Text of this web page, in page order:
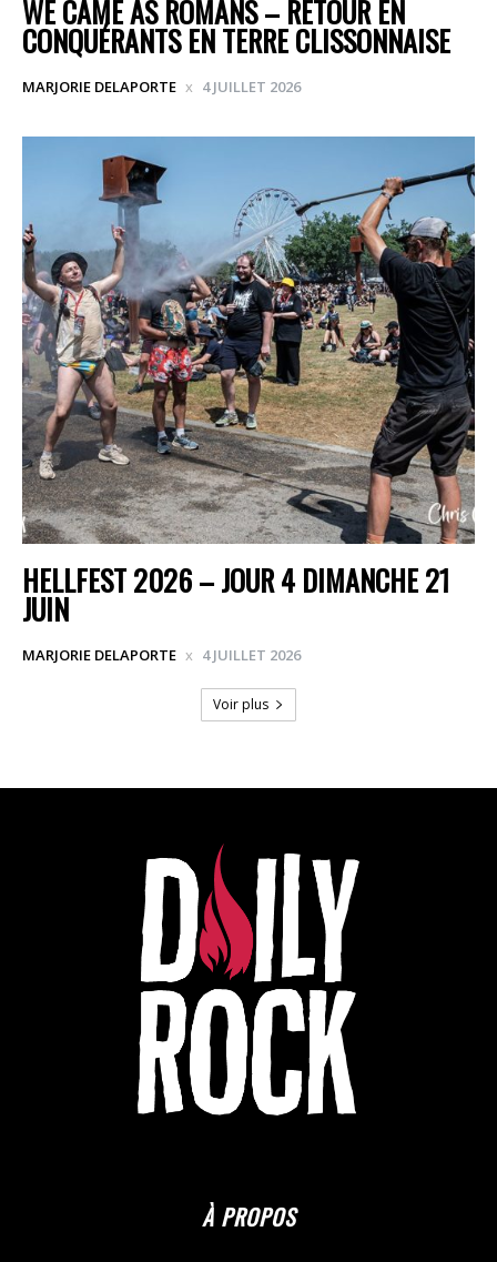
WE CAME AS ROMANS – RETOUR EN
CONQUÉRANTS EN TERRE CLISSONNAISE
MARJORIE DELAPORTE 4 JUILLET 2026
HELLFEST 2026 – JOUR 4 DIMANCHE 21
JUIN
MARJORIE DELAPORTE 4 JUILLET 2026
Voir plus
À PROPOS